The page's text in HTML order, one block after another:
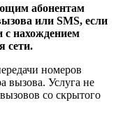
абонентам
или SMS, если
с нахождением
сети.
номеров
вызова. Услуга не
со скрытого